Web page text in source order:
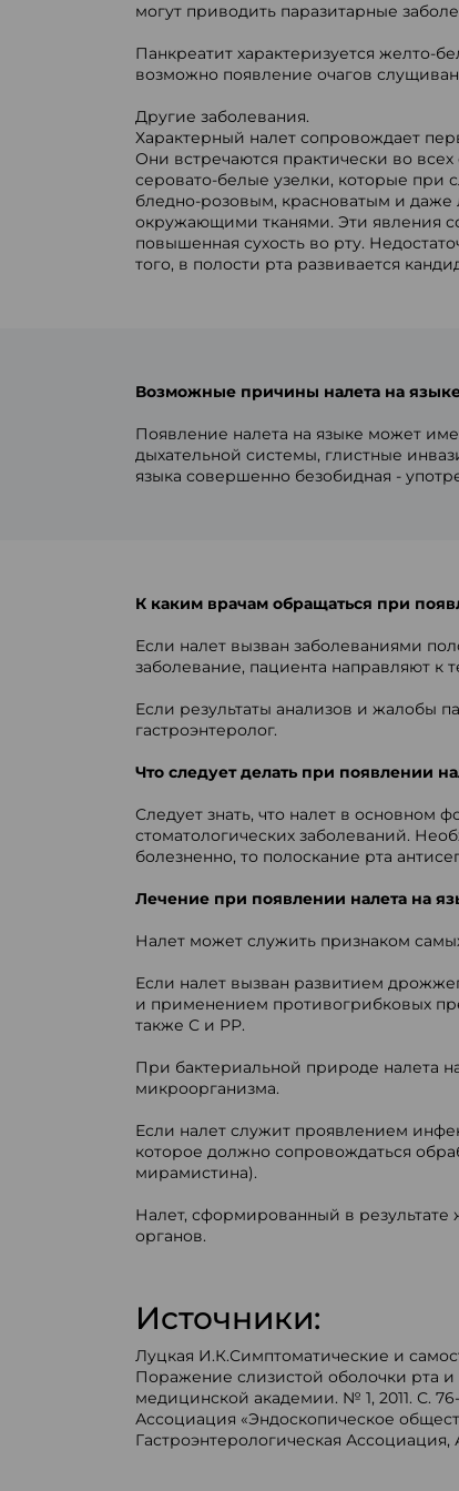
могут приводить паразитарные
Панкреатит характеризуется желто-
возможно появление очагов
Другие заболевания.
Характерный налет сопровождает
Они встречаются практически во
серовато-белые узелки, которые при
бледно-розовым, красноватым и
окружающими тканями. Эти явления
повышенная сухость во рту.
того, в полости рта развивается
Возможные причины налета на
Появление налета на языке может
дыхательной системы, глистные
языка совершенно безобидная -
К каким врачам обращаться при
Если налет вызван заболеваниями
заболевание, пациента направляют к
Если результаты анализов и жалобы
гастроэнтеролог.
Что следует делать при появлении
Следует знать, что налет в
стоматологических заболеваний.
болезненно, то полоскание рта
Лечение при появлении налета на
Налет может служить признаком
Если налет вызван развитием
и применением противогрибковых
также С и РР.
При бактериальной природе налета
микроорганизма.
Если налет служит проявлением
которое должно сопровождаться
мирамистина).
Налет, сформированный в результате
органов.
Источники:
Луцкая И.К.Симптоматические и
Поражение слизистой оболочки рта и
медицинской академии. № 1, 2011. С.
Ассоциация «Эндоскопическое
Гастроэнтерологическая